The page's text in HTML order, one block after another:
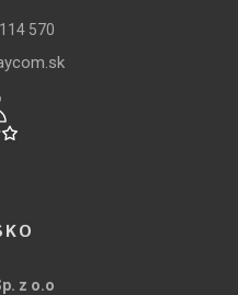
570
z o.o